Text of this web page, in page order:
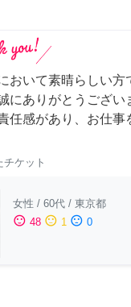
おいて素晴らしい
にありがとうござい
任感があり、お仕
チケット
女性 / 60代 / 東京都
sentiment_satisfied 48 sentiment_neutral 1 sentiment_dissatisfied 0